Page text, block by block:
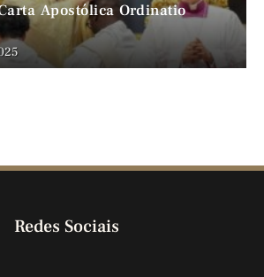
Apostólica Ordinatio
Redes Sociais